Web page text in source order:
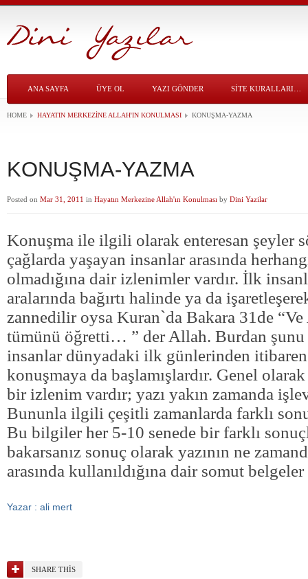
ANA SAYFA ÜYE OL YAZI GÖNDER SITE KURALLARI…
HOME HAYATIN MERKEZINE ALLAH'IN KONULMASI KONUŞMA-YAZMA
KONUŞMA-YAZMA
Posted on Mar 31, 2011 in Hayatın Merkezine Allah'ın Konulması by Dini Yazilar
Konuşma ile ilgili olarak enteresan şeyler
çağlarda yaşayan insanlar arasında
olmadığına dair izlenimler vardır. İlk
aralarında bağırtı halinde ya da
zannedilir oysa Kuran`da Bakara 31de
tümünü öğretti… ” der Allah. Burdan şunu
insanlar dünyadaki ilk günlerinden itibaren
konuşmaya da başlamışlardır. Genel
bir izlenim vardır; yazı yakın zamanda
Bununla ilgili çeşitli zamanlarda farklı
Bu bilgiler her 5-10 senede bir farklı
bakarsanız sonuç olarak yazının ne
arasında kullanıldığına dair somut
Yazar : ali mert
SHARE THIS